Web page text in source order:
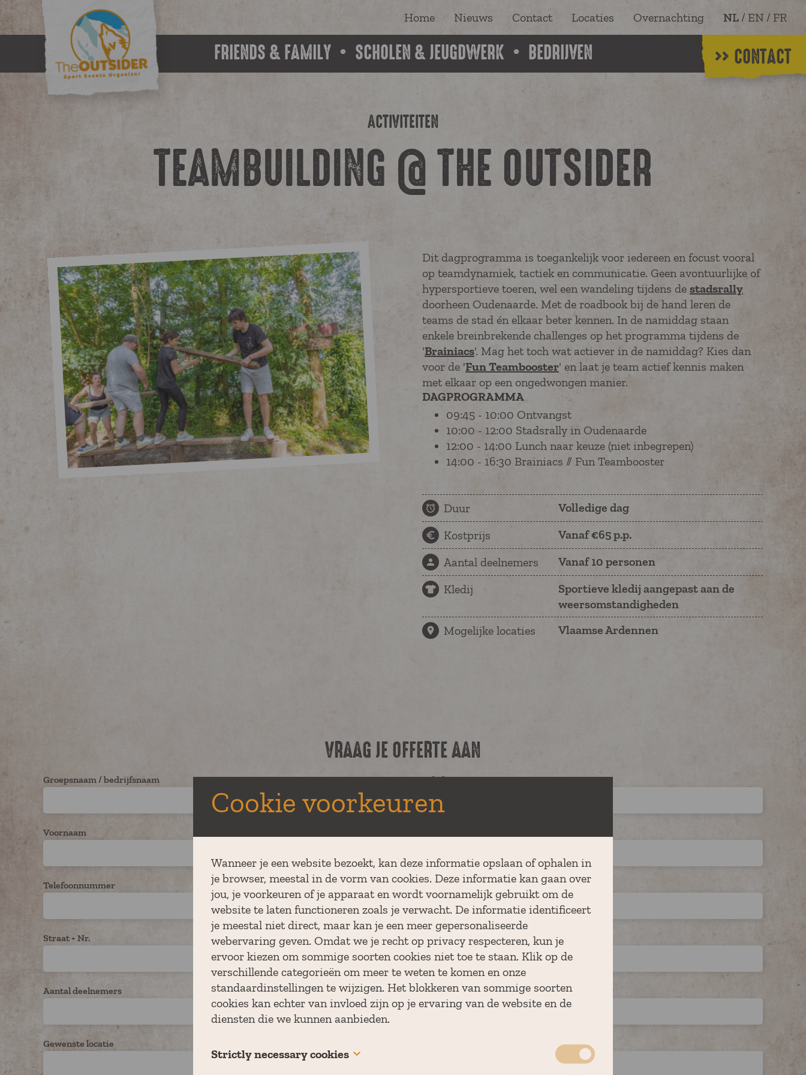
Home Nieuws Contact Locaties Overnachting NL / EN / FR
FRIENDS & FAMILY SCHOLEN & JEUGDWERK BEDRIJVEN CONTACT
ACTIVITEITEN
TEAMBUILDING @ THE OUTSIDER
Dit dagprogramma is toegankelijk voor iedereen en focust vooral
op teamdynamiek, tactiek en communicatie. Geen avontuurlijke of
hypersportieve toeren, wel een wandeling tijdens de stadsrally
doorheen Oudenaarde. Met de roadbook bij de hand leren de
teams de stad én elkaar beter kennen. In de namiddag staan
enkele breinbrekende challenges op het programma tijdens de
'Brainiacs'. Mag het toch wat actiever in de namiddag? Kies dan
voor de 'Fun Teambooster' en laat je team actief kennis maken
met elkaar op een ongedwongen manier.
DAGPROGRAMMA
09:45 - 10:00 Ontvangst
10:00 - 12:00 Stadsrally in Oudenaarde
12:00 - 14:00 Lunch naar keuze (niet inbegrepen)
14:00 - 16:30 Brainiacs // Fun Teambooster
Duur
Volledige dag
Kostprijs
Vanaf €65 p.p.
Aantal deelnemers
Vanaf 10 personen
Kledij
Sportieve kledij aangepast aan de
weersomstandigheden
Mogelijke locaties
Vlaamse Ardennen
VRAAG JE OFFERTE AAN
Groepsnaam / bedrijfsnaam E-mailadres
Voornaam
Telefoonnummer BTW Nummer (optioneel)
Straat + Nr. Postcode Plaats
Aantal deelnemers
Gewenste locatie
Cookie voorkeuren
Wanneer je een website bezoekt, kan deze informatie opslaan of ophalen in
je browser, meestal in de vorm van cookies. Deze informatie kan gaan over
jou, je voorkeuren of je apparaat en wordt voornamelijk gebruikt om de
website te laten functioneren zoals je verwacht. De informatie identificeert
je meestal niet direct, maar kan je een meer gepersonaliseerde
webervaring geven. Omdat we je recht op privacy respecteren, kun je
ervoor kiezen om sommige soorten cookies niet toe te staan. Klik op de
verschillende categorieën om meer te weten te komen en onze
standaardinstellingen te wijzigen. Het blokkeren van sommige soorten
cookies kan echter van invloed zijn op je ervaring van de website en de
diensten die we kunnen aanbieden.
Strictly necessary cookies